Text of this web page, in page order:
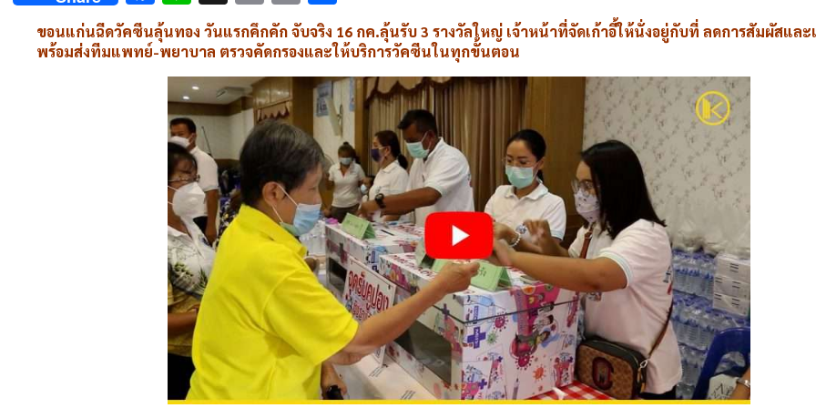
Link
ขอนแก่นฉีดวัคซีนลุ้นทอง วันแรกคึกคัก จับจริง 16 กค.ลุ้นรับ 3 รางวัลใหญ่ เจ้าหน้าที่จัดเก้าอี้ให้นั่งอยู่กับที่ ลดการสัมผัสและ
พร้อมส่งทีมแพทย์-พยาบาล ตรวจคัดกรองและให้บริการวัคซีนในทุกขั้นตอน